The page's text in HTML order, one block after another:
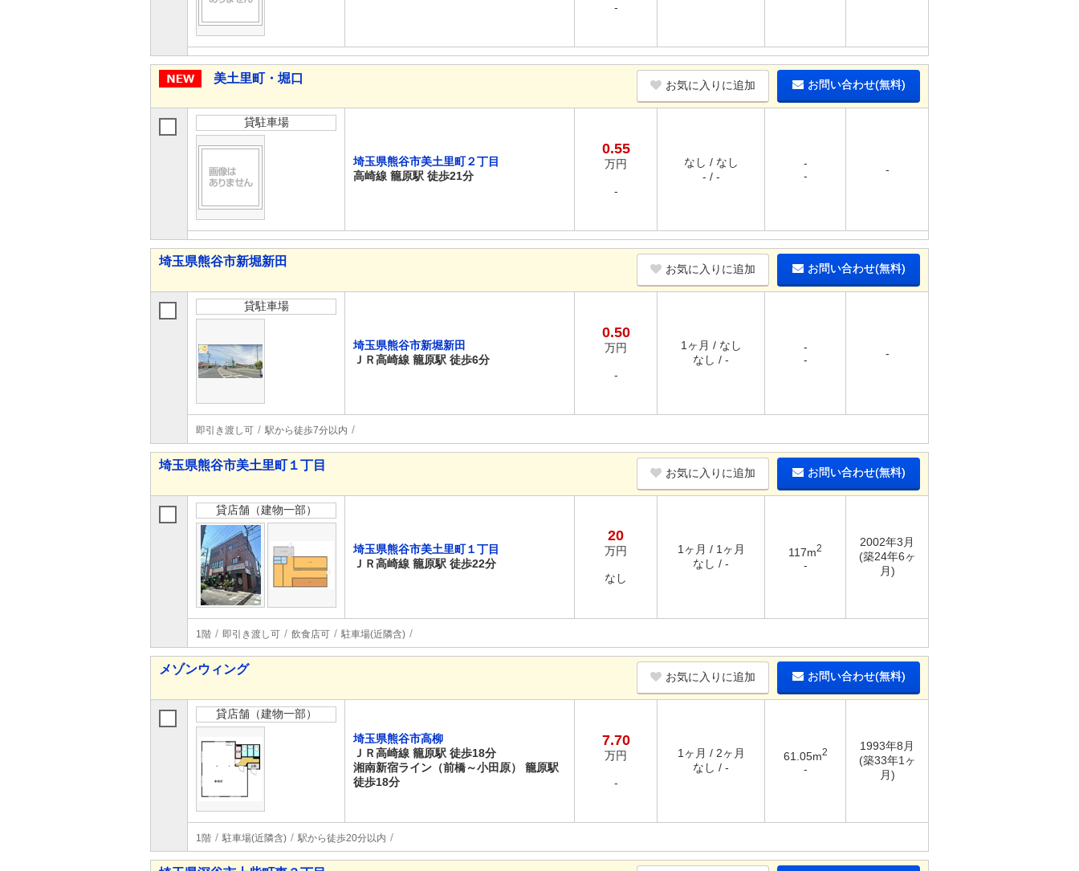
-
美土里町・堀口 お気に入りに追加 お問い合わせ(無料)
貸駐車場
埼玉県熊谷市美土里町２丁目
高崎線 籠原駅 徒歩21分
0.55
万円
-
なし / なし
- / -
-
-
-
埼玉県熊谷市新堀新田
お気に入りに追加 お問い合わせ(無料)
貸駐車場
埼玉県熊谷市新堀新田
ＪＲ高崎線 籠原駅 徒歩6分
0.50
万円
-
1ヶ月 / なし
なし / -
-
-
-
即引き渡し可 駅から徒歩7分以内
埼玉県熊谷市美土里町１丁目
お気に入りに追加 お問い合わせ(無料)
貸店舗（建物一部）
埼玉県熊谷市美土里町１丁目
ＪＲ高崎線 籠原駅 徒歩22分
20
万円
なし
1ヶ月 / 1ヶ月
なし / -
117m2
-
2002年3月
(築24年6ヶ
月)
1階 即引き渡し可 飲食店可 駐車場(近隣含)
メゾンウィング
お気に入りに追加 お問い合わせ(無料)
貸店舗（建物一部）
埼玉県熊谷市高柳
ＪＲ高崎線 籠原駅 徒歩18分
湘南新宿ライン（前橋～小田原） 籠原駅
徒歩18分
7.70
万円
-
1ヶ月 / 2ヶ月
なし / -
61.05m2
-
1993年8月
(築33年1ヶ
月)
1階 駐車場(近隣含) 駅から徒歩20分以内